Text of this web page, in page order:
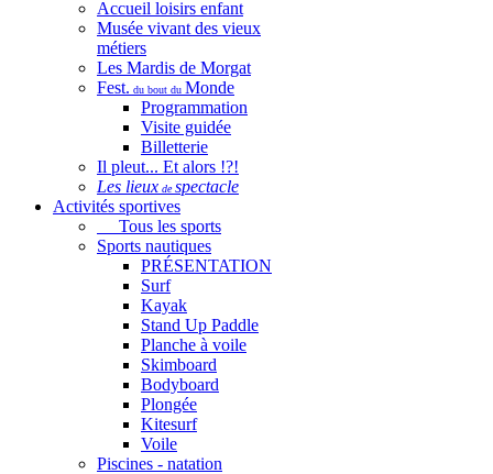
Accueil loisirs enfant
Musée vivant des vieux
métiers
Les Mardis de Morgat
Fest. du bout du Monde
Programmation
Visite guidée
Billetterie
Il pleut... Et alors !?!
Les lieux despectacle
Activités sportives
Tous les sports
Sports nautiques
PRÉSENTATION
Surf
Kayak
Stand Up Paddle
Planche à voile
Skimboard
Bodyboard
Plongée
Kitesurf
Voile
Piscines - natation